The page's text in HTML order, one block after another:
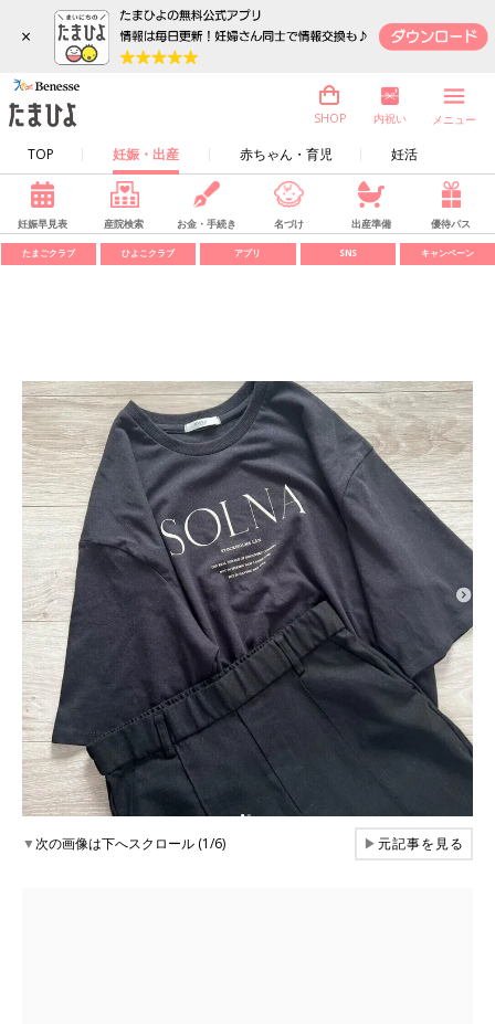
×
TOP 妊娠・出産 赤ちゃん・育児 妊活
SHOP 内祝い メニュー
妊娠早見表 産院検索 お金・手続き 名づけ 出産準備 優待パス
たまごクラブ ひよこクラブ アプリ SNS キャンペーン
▼次の画像は下へスクロール (1/6) ▶元記事を見る